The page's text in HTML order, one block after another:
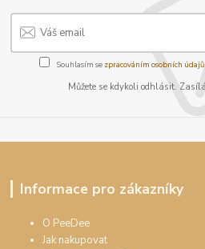
Souhlasím se zpracováním osobních údajů
Můžete se kdykoli odhlásit.
Informace pro zákazníky
O PeeDee
Jak nakupovat